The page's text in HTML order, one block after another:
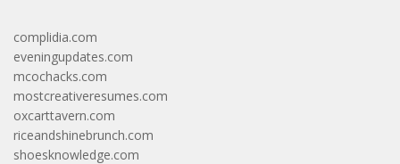
complidia.com
eveningupdates.com
mcochacks.com
mostcreativeresumes.com
oxcarttavern.com
riceandshinebrunch.com
shoesknowledge.com